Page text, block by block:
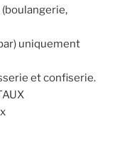
uniquement
et confiserie.